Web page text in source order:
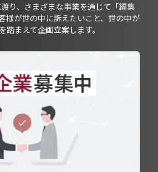
り、さまざまな事業を通じて「編集
様が世の中に訴えたいこと、世の中が
踏まえて企画立案します。